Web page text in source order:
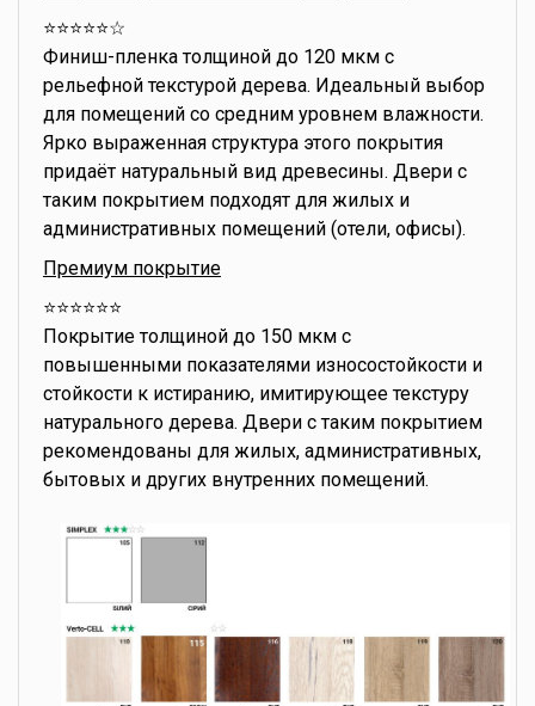
⭐️⭐️⭐️⭐️⭐️☆
Финиш-пленка толщиной до 120 мкм с
рельефной текстурой дерева. Идеальный выбор
для помещений со средним уровнем влажности.
Ярко выраженная структура этого покрытия
придаёт натуральный вид древесины. Двери с
таким покрытием подходят для жилых и
административных помещений (отели, офисы).
Премиум покрытие
⭐️⭐️⭐️⭐️⭐️⭐️
Покрытие толщиной до 150 мкм с
повышенными показателями износостойкости и
стойкости к истиранию, имитирующее текстуру
натурального дерева. Двери с таким покрытием
рекомендованы для жилых, административных,
бытовых и других внутренних помещений.